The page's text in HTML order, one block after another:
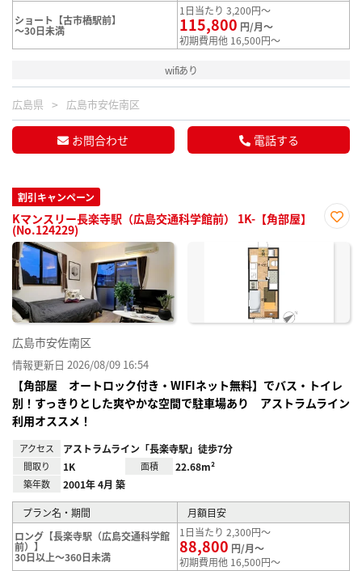
ショート【古市橋駅前】
～30日未満
1日当たり 3,200円～
115,800 円/月～
初期費用他 16,500円～
wifiあり
広島県 広島市安佐南区
お問合わせ 電話する
割引キャンペーン
Kマンスリー長楽寺駅（広島交通科学館前） 1K-【角部屋】
(No.124229)
に入
広島市安佐南区
情報更新日 2026/08/09 16:54
【角部屋 オートロック付き・WIFIネット無料】でバス・トイレ
別！すっきりとした爽やかな空間で駐車場あり アストラムライン
利用オススメ！
アクセス アストラムライン「長楽寺駅」徒歩7分
間取り 1K 面積 22.68m²
築年数 2001年 4月 築
プラン名・期間
月額目安
ロング【長楽寺駅（広島交通科学館
前）】
30日以上～360日未満
1日当たり 2,300円～
88,800 円/月～
初期費用他 16,500円～